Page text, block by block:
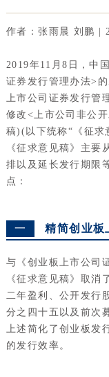
作者：张雨晨 刘鹏 |
2019年11月8日，中
证券发行管理办法>
上市公司证券发行管
修改<上市公司非公
稿)(以下统称“《征求
《征求意见稿》主要
排以及延长发行期限
点：
一 精简创业板
与《创业板上市公司
《征求意见稿》取消
二年盈利、公开发行
分之四十五以及前次
上述简化了创业板发
的发行效率。